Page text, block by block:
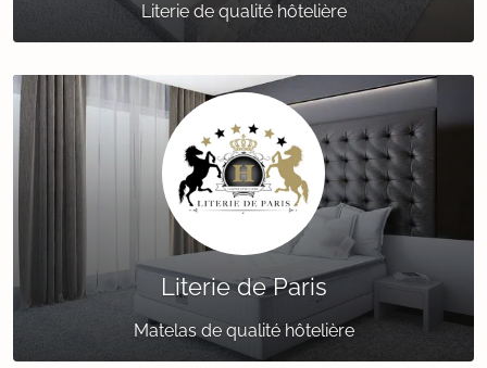
Literie de qualité hôtelière
Literie de Paris
Matelas de qualité hôtelière